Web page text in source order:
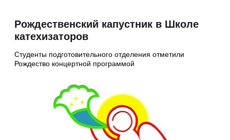
Рождественский капустник в Школе
катехизаторов
Студенты подготовительного отделения отметили
Рождество концертной программой